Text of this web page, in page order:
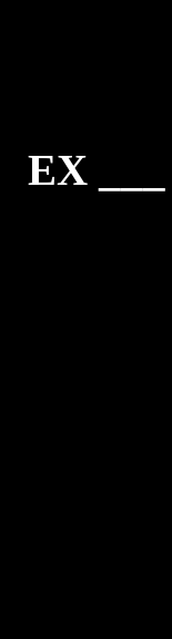
EX